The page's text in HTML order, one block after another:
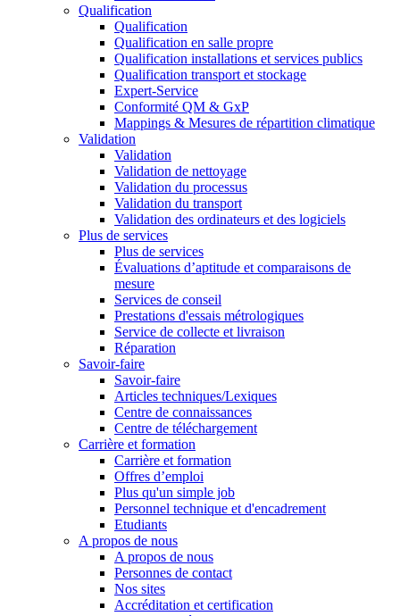
Qualification
Qualification
Qualification en salle propre
Qualification installations et services publics
Qualification transport et stockage
Expert-Service
Conformité QM & GxP
Mappings & Mesures de répartition climatique
Validation
Validation
Validation de nettoyage
Validation du processus
Validation du transport
Validation des ordinateurs et des logiciels
Plus de services
Plus de services
Évaluations d’aptitude et comparaisons de
mesure
Services de conseil
Prestations d'essais métrologiques
Service de collecte et livraison
Réparation
Savoir-faire
Savoir-faire
Articles techniques/Lexiques
Centre de connaissances
Centre de téléchargement
Carrière et formation
Carrière et formation
Offres d’emploi
Plus qu'un simple job
Personnel technique et d'encadrement
Etudiants
A propos de nous
A propos de nous
Personnes de contact
Nos sites
Accréditation et certification